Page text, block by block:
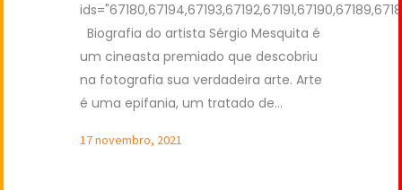
Biografia do artista Sérgio Mesquita é
um cineasta premiado que descobriu
na fotografia sua verdadeira arte. Arte
é uma epifania, um tratado de...
17 novembro, 2021